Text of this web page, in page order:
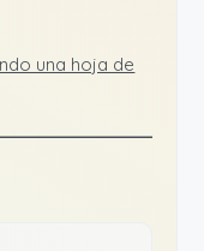
una hoja de